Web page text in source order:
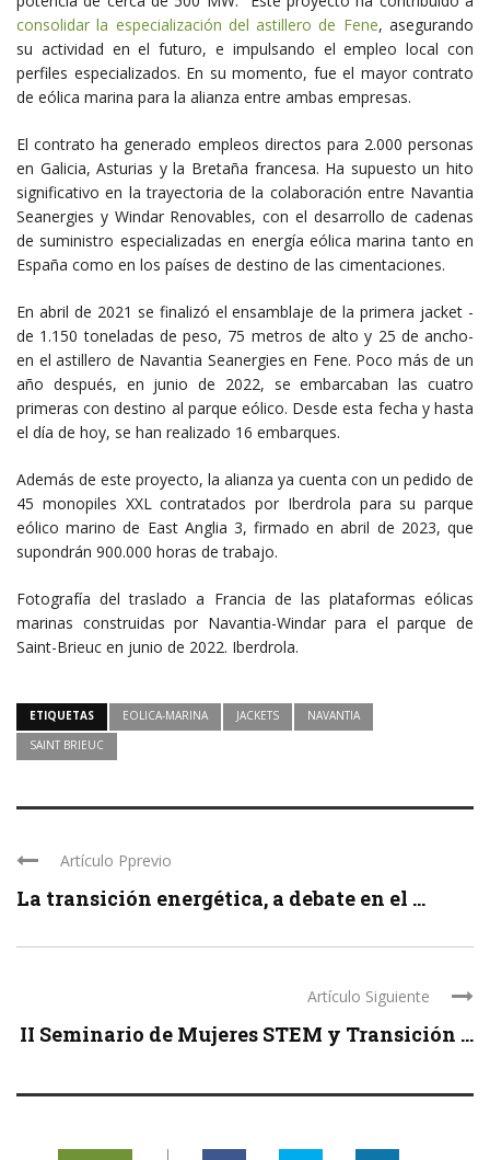
consolidar la especialización del astillero de Fene, asegurando
su actividad en el futuro, e impulsando el empleo local con
perfiles especializados. En su momento, fue el mayor contrato
de eólica marina para la alianza entre ambas empresas.
El contrato ha generado empleos directos para 2.000 personas
en Galicia, Asturias y la Bretaña francesa. Ha supuesto un hito
significativo en la trayectoria de la colaboración entre Navantia
Seanergies y Windar Renovables, con el desarrollo de cadenas
de suministro especializadas en energía eólica marina tanto en
España como en los países de destino de las cimentaciones.
En abril de 2021 se finalizó el ensamblaje de la primera jacket -
de 1.150 toneladas de peso, 75 metros de alto y 25 de ancho-
en el astillero de Navantia Seanergies en Fene. Poco más de un
año después, en junio de 2022, se embarcaban las cuatro
primeras con destino al parque eólico. Desde esta fecha y hasta
el día de hoy, se han realizado 16 embarques.
Además de este proyecto, la alianza ya cuenta con un pedido de
45 monopiles XXL contratados por Iberdrola para su parque
eólico marino de East Anglia 3, firmado en abril de 2023, que
supondrán 900.000 horas de trabajo.
Fotografía del traslado a Francia de las plataformas eólicas
marinas construidas por Navantia-Windar para el parque de
Saint-Brieuc en junio de 2022. Iberdrola.
ETIQUETAS EOLICA-MARINA JACKETS
NAVANTIA
SAINT BRIEUC
Artículo Pprevio
La transición energética, a debate en el ...
Artículo Siguiente
II Seminario de Mujeres STEM y Transición ...